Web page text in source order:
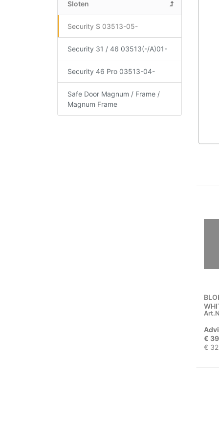
Sloten
Security S 03513-05-
Security 31 / 46 03513(-/A)01-
Security 46 Pro 03513-04-
Safe Door Magnum / Frame /
Magnum Frame
€
€